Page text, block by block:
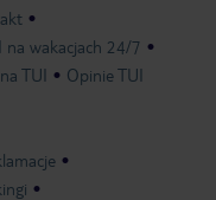
na wakacjach 24/7
TUI Opinie TUI